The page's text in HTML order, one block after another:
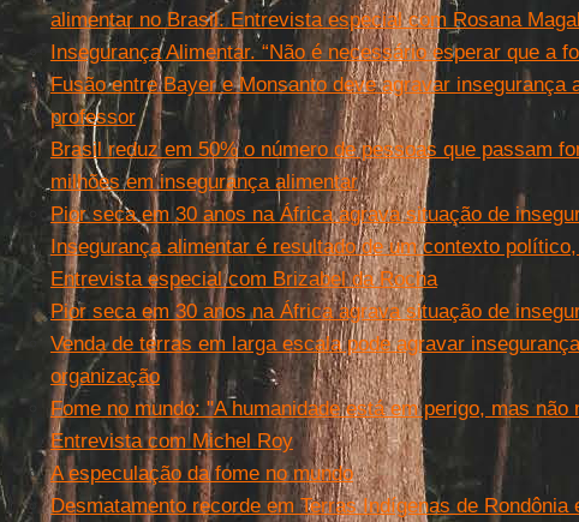
alimentar no Brasil. Entrevista especial com Rosana
Insegurança Alimentar. “Não é necessário esperar que a
Fusão entre Bayer e Monsanto deve agravar insegurança
professor
Brasil reduz em 50% o número de pessoas que passam
milhões em insegurança alimentar
Pior seca em 30 anos na África agrava situação de
Insegurança alimentar é resultado de um contexto
Entrevista especial com Brizabel da Rocha
Pior seca em 30 anos na África agrava situação de
Venda de terras em larga escala pode agravar
organização
Fome no mundo: "A humanidade está em perigo, mas não
Entrevista com Michel Roy
A especulação da fome no mundo
Desmatamento recorde em Terras Indígenas de Rondônia